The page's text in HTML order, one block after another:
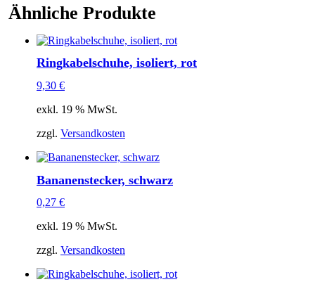
Ähnliche Produkte
Ringkabelschuhe, isoliert, rot
9,30 €
exkl. 19 % MwSt.
zzgl. Versandkosten
Bananenstecker, schwarz
0,27 €
exkl. 19 % MwSt.
zzgl. Versandkosten